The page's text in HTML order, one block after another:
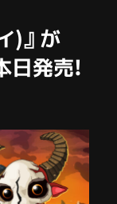
)』が
日発売!